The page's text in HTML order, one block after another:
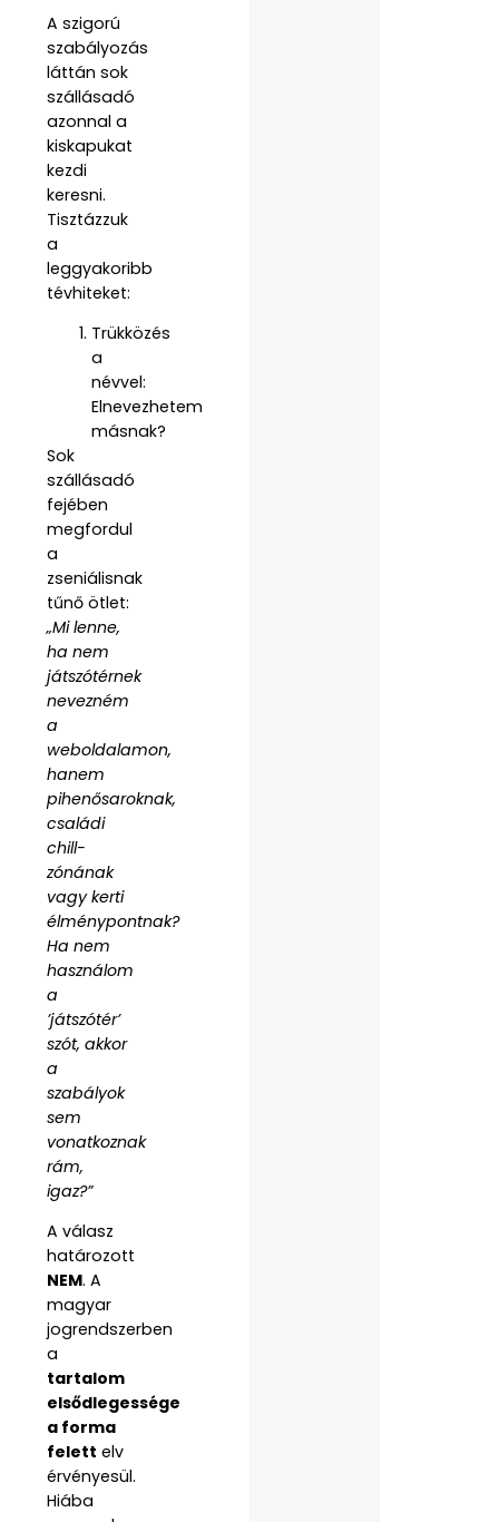
A szigorú
szabályozás
láttán sok
szállásadó
azonnal a
kiskapukat
kezdi
keresni.
Tisztázzuk
a
leggyakoribb
tévhiteket:
Trükközés
a
névvel:
Elnevezhetem
másnak?
Sok
szállásadó
fejében
megfordul
a
zseniálisnak
tűnő ötlet:
„Mi lenne,
ha nem
játszótérnek
nevezném
a
weboldalamon,
hanem
pihenősaroknak,
családi
chill-
zónának
vagy kerti
élménypontnak?
Ha nem
használom
a
’játszótér’
szót, akkor
a
szabályok
sem
vonatkoznak
rám,
igaz?”
A válasz
határozott
NEM. A
magyar
jogrendszerben
a
tartalom
elsődlegessége
a forma
felett elv
érvényesül.
Hiába